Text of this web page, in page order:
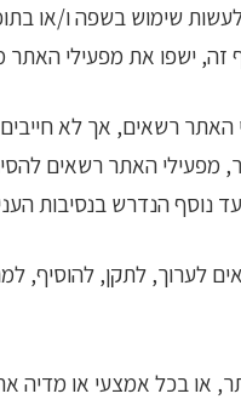
שימוש בשפה ו/או
ישפו את מפעילי האתר
האתר רשאים, אך לא
מפעילי האתר רשאים
נוסף הנדרש בנסיבות
לערוך, לתקן, להוסיף,
או בכל אמצעי או מדיה